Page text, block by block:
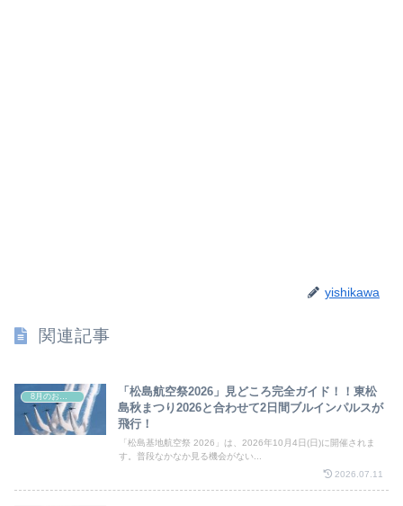
yishikawa
関連記事
「松島航空祭2026」見どころ完全ガイド！！東松
島秋まつり2026と合わせて2日間ブルインパルスが
飛行！
「松島基地航空祭 2026」は、2026年10月4日(日)に開催されま
す。普段なかなか見る機会がない...
2026.07.11